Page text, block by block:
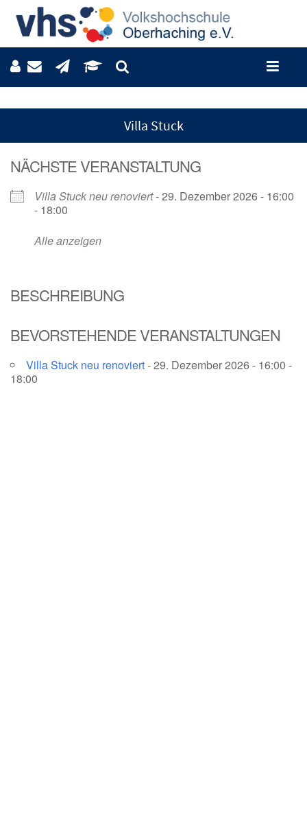
Villa Stuck
NÄCHSTE VERANSTALTUNG
Villa Stuck neu renoviert- 29. Dezember 2026 - 16:00
- 18:00
Alle anzeigen
BESCHREIBUNG
BEVORSTEHENDE VERANSTALTUNGEN
Villa Stuck neu renoviert- 29. Dezember 2026 - 16:00 -
18:00